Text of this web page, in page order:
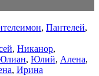
, Пантелей,
, Никанор,
, Юлий, Алена,
, Ирина